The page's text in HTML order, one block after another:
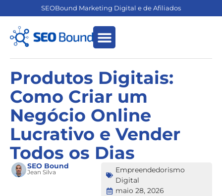
SEOBound Marketing Digital e de Afiliados
Produtos Digitais:
Como Criar um
Negócio Online
Lucrativo e Vender
Todos os Dias
SEO Bound
Jean Silva
Empreendedorismo
Digital
maio 28, 2026